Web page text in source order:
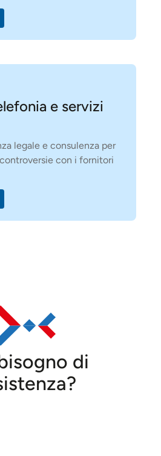
e servizi
legale e consulenza per
con i fornitori
di